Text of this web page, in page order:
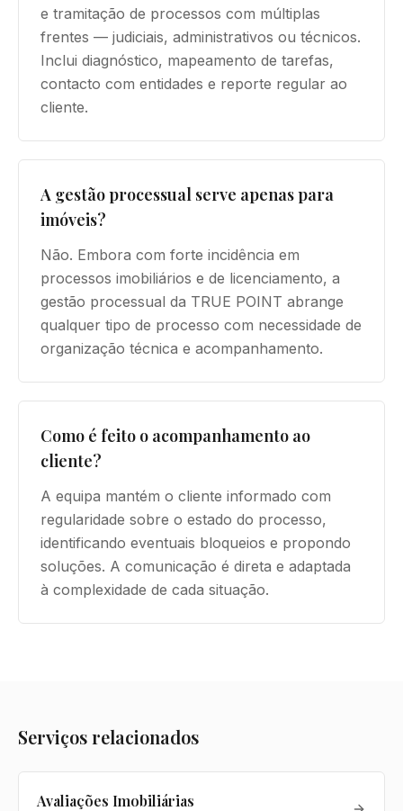
e tramitação de processos com múltiplas
frentes — judiciais, administrativos ou técnicos.
Inclui diagnóstico, mapeamento de tarefas,
contacto com entidades e reporte regular ao
cliente.
A gestão processual serve apenas para
imóveis?
Não. Embora com forte incidência em
processos imobiliários e de licenciamento, a
gestão processual da TRUE POINT abrange
qualquer tipo de processo com necessidade de
organização técnica e acompanhamento.
Como é feito o acompanhamento ao
cliente?
A equipa mantém o cliente informado com
regularidade sobre o estado do processo,
identificando eventuais bloqueios e propondo
soluções. A comunicação é direta e adaptada
à complexidade de cada situação.
Serviços relacionados
Avaliações Imobiliárias